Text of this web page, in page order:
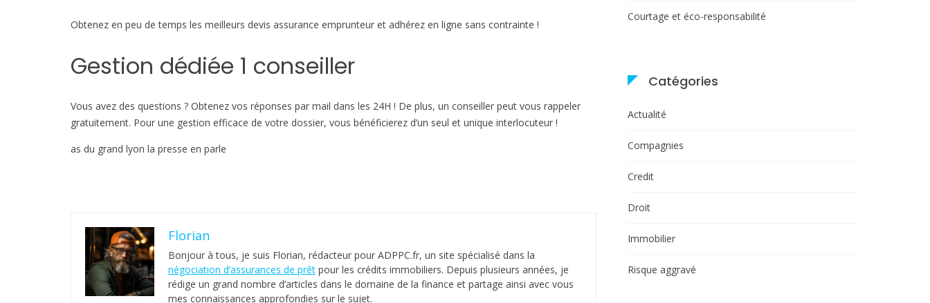
Obtenez en peu de temps les meilleurs devis assurance emprunteur et adhérez en ligne sans contrainte !
Gestion dédiée 1 conseiller
Vous avez des questions ? Obtenez vos réponses par mail dans les 24H ! De plus, un conseiller peut vous rappeler
gratuitement. Pour une gestion efficace de votre dossier, vous bénéficierez d’un seul et unique interlocuteur !
as du grand lyon la presse en parle
Florian
Bonjour à tous, je suis Florian, rédacteur pour ADPPC.fr, un site spécialisé dans la
négociation d’assurances de prêt pour les crédits immobiliers. Depuis plusieurs années, je
rédige un grand nombre d’articles dans le domaine de la finance et partage ainsi avec vous
mes connaissances approfondies sur le sujet.
Courtage et éco-responsabilité
Catégories
Actualité
Compagnies
Credit
Droit
Immobilier
Risque aggravé